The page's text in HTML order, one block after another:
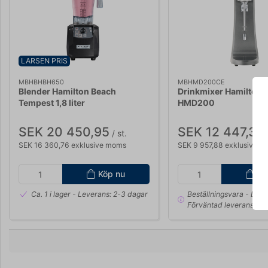
LARSEN PRIS
MBHBHBH650
Blender Hamilton Beach
Tempest 1,8 liter
SEK 20 450,95 / st.
SEK 16 360,76 exklusive moms
Köp nu
Ca. 1 i lager - Leverans: 2-3 dagar
MBHMD200CE
Drinkmixer Hamilton
HMD200
SEK 12 447,35
SEK 9 957,88 exklusive
Beställningsvara -
Förväntad leveranstid